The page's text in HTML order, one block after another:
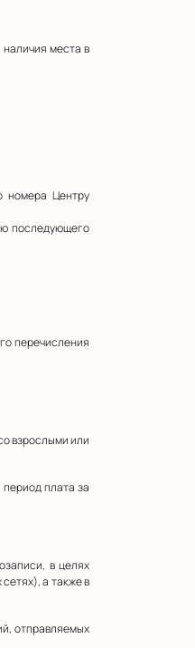
места в
номера Центру
последующего
перечисления
взрослыми или
плата за
в целях
а также в
отправляемых